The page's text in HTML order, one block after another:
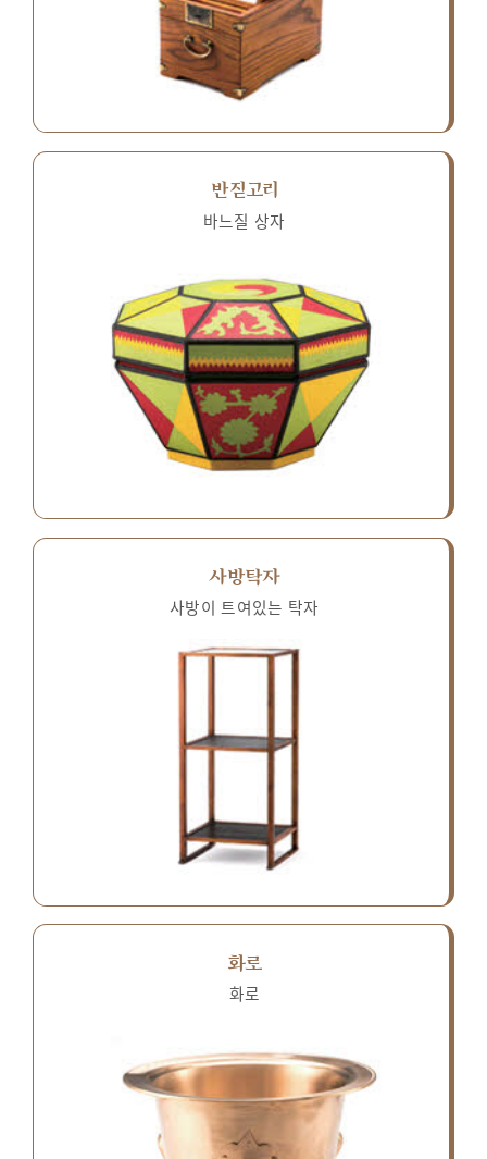
반짇고리
바느질 상자
사방탁자
사방이 트여있는 탁자
화로
화로